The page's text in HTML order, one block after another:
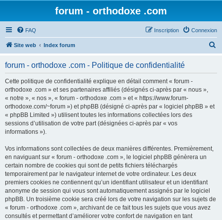
forum - orthodoxe .com
FAQ Connexion
Inscription
Site web Index forum
forum - orthodoxe .com - Politique de confidentialité
Cette politique de confidentialité explique en détail comment « forum -
orthodoxe .com » et ses partenaires affiliés (désignés ci-après par « nous »,
« notre », « nos », « forum - orthodoxe .com » et « https://www.forum-
orthodoxe.com/~forum ») et phpBB (désigné ci-après par « logiciel phpBB » et
« phpBB Limited ») utilisent toutes les informations collectées lors des
sessions d’utilisation de votre part (désignées ci-après par « vos
informations »).
Vos informations sont collectées de deux manières différentes. Premièrement,
en naviguant sur « forum - orthodoxe .com », le logiciel phpBB génèrera un
certain nombre de cookies qui sont de petits fichiers téléchargés
temporairement par le navigateur internet de votre ordinateur. Les deux
premiers cookies ne contiennent qu’un identifiant utilisateur et un identifiant
anonyme de session qui vous sont automatiquement assignés par le logiciel
phpBB. Un troisième cookie sera créé lors de votre navigation sur les sujets de
« forum - orthodoxe .com », archivant de ce fait tous les sujets que vous avez
consultés et permettant d’améliorer votre confort de navigation en tant